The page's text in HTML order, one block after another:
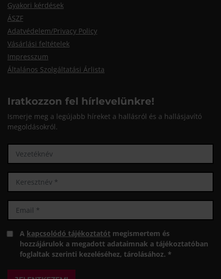
Gyakori kérdések
ÁSZF
Adatvédelem/Privacy Policy
Vásárlási feltételek
Impresszum
Általános Szolgáltatási Árlista
Iratkozzon fel hírlevelünkre!
Ismerje meg a legújabb híreket a hallásról és a hallásjavító
megoldásokról.
A kapcsolódó tájékoztatót megismertem és
hozzájárulok a megadott adataimnak a tájékoztatóban
foglaltak szerinti kezeléséhez, tárolásához. *